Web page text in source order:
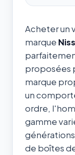
Acheter un
marque
proposées
marque
un
ordre,
gamme
de boîtes